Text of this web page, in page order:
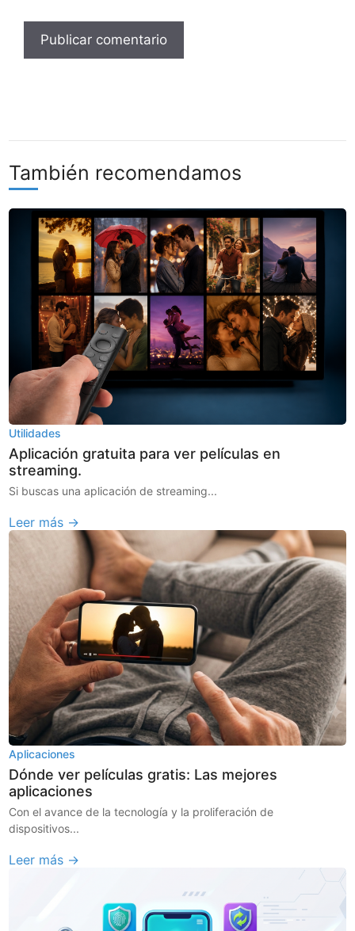
También recomendamos
Utilidades
Aplicación gratuita para ver películas en
streaming.
Si buscas una aplicación de streaming...
Leer más →
Aplicaciones
Dónde ver películas gratis: Las mejores
aplicaciones
Con el avance de la tecnología y la proliferación de
dispositivos...
Leer más →